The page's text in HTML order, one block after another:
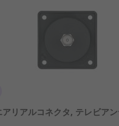
リアルコネクタ, テレビア